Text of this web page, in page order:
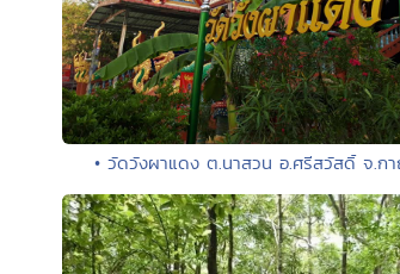
• วัดวังผาแดง ต.นาสวน อ.ศรีสวัสดิ์ จ.ก